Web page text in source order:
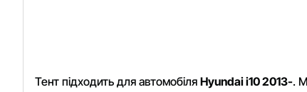
Тент підходить для автомобіля Hyundai i10 2013-.